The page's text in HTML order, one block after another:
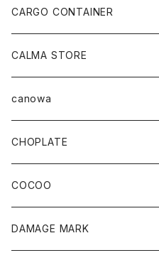
CARGO CONTAINER
CALMA STORE
canowa
CHOPLATE
COCOO
DAMAGE MARK